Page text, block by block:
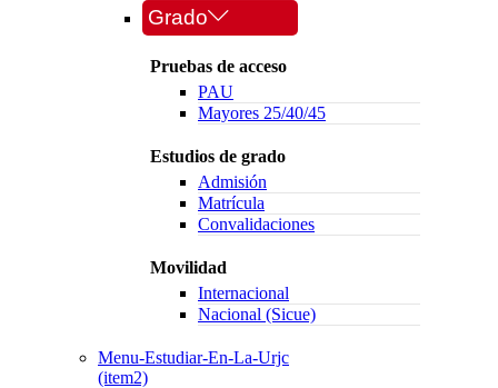
Grado
Pruebas de acceso
PAU
Mayores 25/40/45
Estudios de grado
Admisión
Matrícula
Convalidaciones
Movilidad
Internacional
Nacional (Sicue)
Menu-Estudiar-En-La-Urjc
(item2)